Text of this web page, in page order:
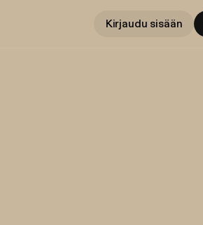
Kirjaudu sisään